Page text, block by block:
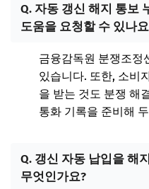
Q. 자동 갱신 해지 통보
도움을 요청할 수 있나
금융감독원 분쟁조정
있습니다. 또한, 소비
을 받는 것도 분쟁 해
통화 기록을 준비해
Q. 갱신 자동 납입을 해
무엇인가요?